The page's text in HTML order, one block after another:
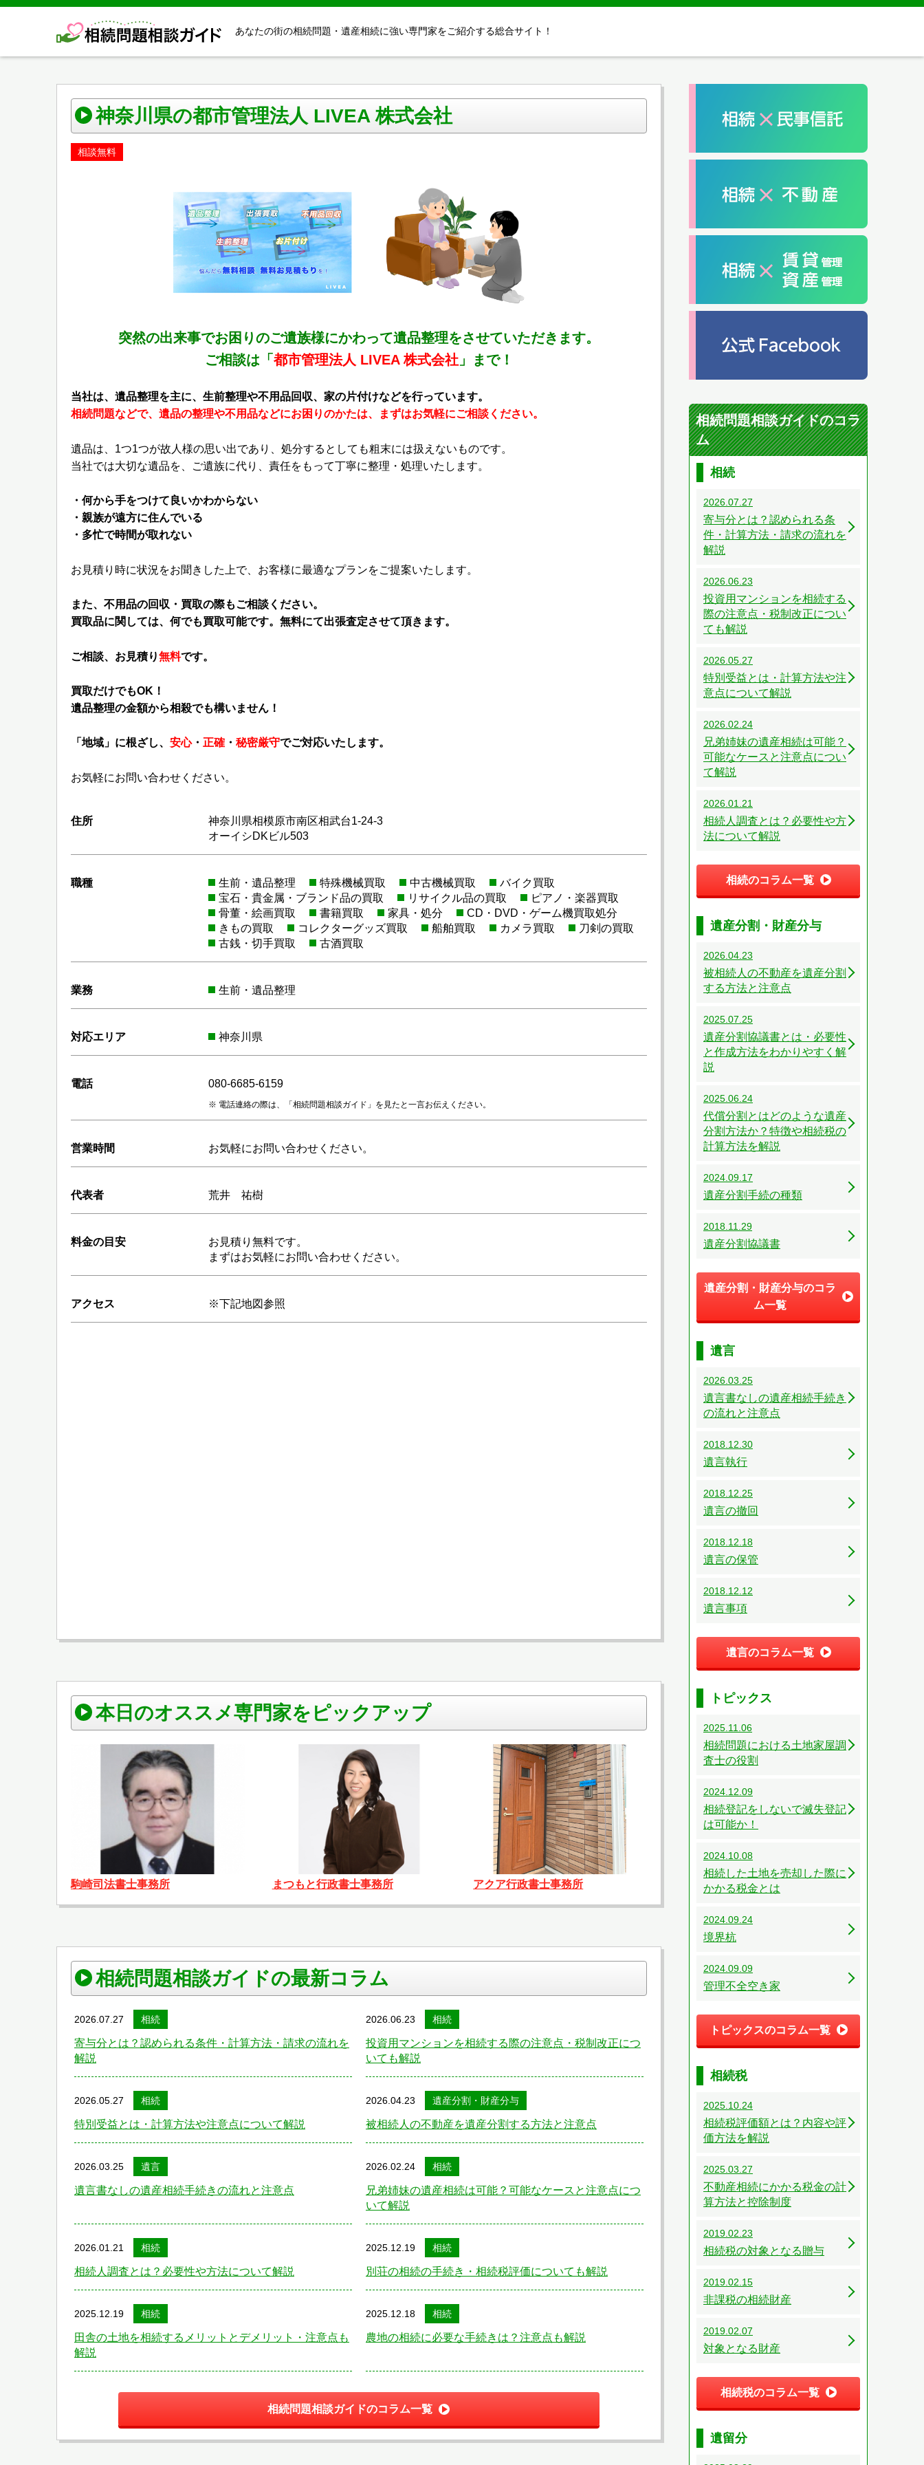
あなたの街の相続問題・遺産相続に強い専門家をご紹介する総合サイト！
神奈川県の都市管理法人 LIVEA 株式会社
相談無料
突然の出来事でお困りのご遺族様にかわって遺品整理をさせていただきます。
ご相談は「都市管理法人 LIVEA 株式会社」まで！
当社は、遺品整理を主に、生前整理や不用品回収、家の片付けなどを行っています。
相続問題などで、遺品の整理や不用品などにお困りのかたは、まずはお気軽にご相談ください。
遺品は、1つ1つが故人様の思い出であり、処分するとしても粗末には扱えないものです。
当社では大切な遺品を、ご遺族に代り、責任をもって丁寧に整理・処理いたします。
・何から手をつけて良いかわからない
・親族が遠方に住んでいる
・多忙で時間が取れない
お見積り時に状況をお聞きした上で、お客様に最適なプランをご提案いたします。
また、不用品の回収・買取の際もご相談ください。
買取品に関しては、何でも買取可能です。無料にて出張査定させて頂きます。
ご相談、お見積り無料です。
買取だけでもOK！
遺品整理の金額から相殺でも構いません！
「地域」に根ざし、 安心・ 正確 ・ 秘密厳守でご対応いたします。
お気軽にお問い合わせください。
住所
神奈川県相模原市南区相武台1-24-3
オーイシDKビル503
職種 生前・遺品整理 特殊機械買取 中古機械買取
バイク買取
宝石・貴金属・ブランド品の買取
リサイクル品の買取
ピアノ・楽器買取
骨董・絵画買取
書籍買取 家具・処分
CD・DVD・ゲーム機買取処分
きもの買取
コレクターグッズ買取 船舶買取 カメラ買取
刀剣の買取
古銭・切手買取
古酒買取
業務 生前・遺品整理
対応エリア 神奈川県
電話 080-6685-6159
電話連絡の際は、「相続問題相談ガイド」を見たと一言お伝えください。
営業時間 お気軽にお問い合わせください。
代表者 荒井 祐樹
料金の目安
お見積り無料です。
まずはお気軽にお問い合わせください。
アクセス ※下記地図参照
本日のオススメ専門家をピックアップ
駒崎司法書士事務所 まつもと行政書士事務所 アクア行政書士事務所
相続問題相談ガイドの最新コラム
2026.07.27 相続
寄与分とは？認められる条件・計算方法・請求の流れを
解説
2026.06.23 相続
投資用マンションを相続する際の注意点・税制改正につ
いても解説
2026.05.27 相続
特別受益とは・計算方法や注意点について解説
2026.04.23 遺産分割・財産分与
被相続人の不動産を遺産分割する方法と注意点
2026.03.25 遺言
遺言書なしの遺産相続手続きの流れと注意点
2026.02.24 相続
兄弟姉妹の遺産相続は可能？可能なケースと注意点につ
いて解説
2026.01.21 相続
相続人調査とは？必要性や方法について解説
2025.12.19 相続
別荘の相続の手続き・相続税評価についても解説
2025.12.19 相続
田舎の土地を相続するメリットとデメリット・注意点も
解説
2025.12.18 相続
農地の相続に必要な手続きは？注意点も解説
相続問題相談ガイドのコラム一覧
相続問題相談ガイドのコラ
ム
相続
2026.07.27
寄与分とは？認められる条
件・計算方法・請求の流れを
解説
2026.06.23
投資用マンションを相続する
際の注意点・税制改正につい
ても解説
2026.05.27
特別受益とは・計算方法や注
意点について解説
2026.02.24
兄弟姉妹の遺産相続は可能？
可能なケースと注意点につい
て解説
2026.01.21
相続人調査とは？必要性や方
法について解説
相続のコラム一覧
遺産分割・財産分与
2026.04.23
被相続人の不動産を遺産分割
する方法と注意点
2025.07.25
遺産分割協議書とは・必要性
と作成方法をわかりやすく解
説
2025.06.24
代償分割とはどのような遺産
分割方法か？特徴や相続税の
計算方法を解説
2024.09.17
遺産分割手続の種類
2018.11.29
遺産分割協議書
遺産分割・財産分与のコラ
ム一覧
遺言
2026.03.25
遺言書なしの遺産相続手続き
の流れと注意点
2018.12.30
遺言執行
2018.12.25
遺言の撤回
2018.12.18
遺言の保管
2018.12.12
遺言事項
遺言のコラム一覧
トピックス
2025.11.06
相続問題における土地家屋調
査士の役割
2024.12.09
相続登記をしないで滅失登記
は可能か！
2024.10.08
相続した土地を売却した際に
かかる税金とは
2024.09.24
境界杭
2024.09.09
管理不全空き家
トピックスのコラム一覧
相続税
2025.10.24
相続税評価額とは？内容や評
価方法を解説
2025.03.27
不動産相続にかかる税金の計
算方法と控除制度
2019.02.23
相続税の対象となる贈与
2019.02.15
非課税の相続財産
2019.02.07
対象となる財産
相続税のコラム一覧
遺留分